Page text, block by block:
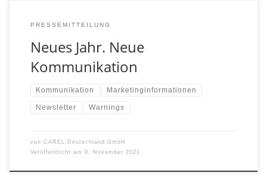
PRESSEMITTEILUNG
Neues Jahr. Neue
Kommunikation
Kommunikation Marketinginformationen
Newsletter Warnings
von CAREL Deutschland GmbH
Veröffentlicht am 9. November 2021